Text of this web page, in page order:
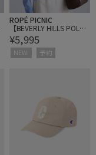
ROPÉ PICNIC
【BEVERLY HILLS POLO
CLUB別注】ベーシック
カーディガン
¥5,995
NEW! 予約